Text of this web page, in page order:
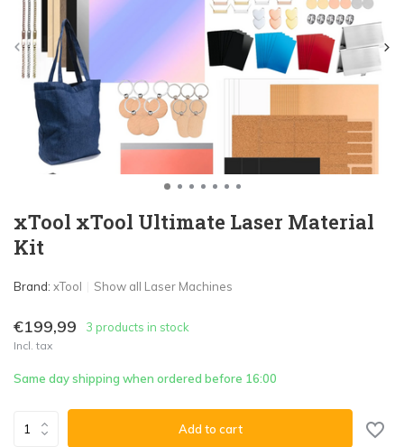
xTool xTool Ultimate Laser Material
Kit
Brand: xTool Show all Laser Machines
€199,99 3 products in stock
Incl. tax
Same day shipping when ordered before 16:00
Add to cart